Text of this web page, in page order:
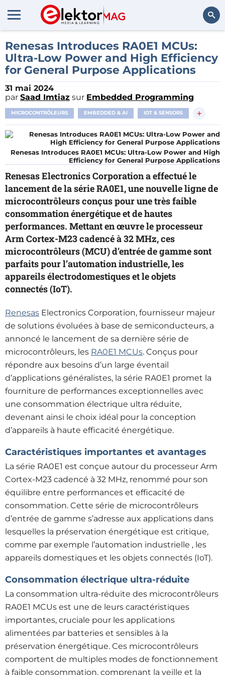
Rechercher
Renesas Introduces RA0E1 MCUs:
Ultra-Low Power and High Efficiency
for General Purpose Applications
31 mai 2024
par Saad Imtiaz sur Embedded Programming
MICROCONTRÔLEURS EMBEDDED & AI IOT & SENSORS +
Renesas Introduces RA0E1 MCUs: Ultra-Low Power and High
Efficiency for General Purpose Applications
Renesas Electronics Corporation a effectué le
lancement de la série RA0E1, une nouvelle ligne de
microcontrôleurs conçus pour une très faible
consommation énergétique et de hautes
performances. Mettant en œuvre le processeur
Arm Cortex-M23 cadencé à 32 MHz, ces
microcontrôleurs (MCU) d’entrée de gamme sont
parfaits pour l’automation industrielle, les
appareils électrodomestiques et le objets
connectés (IoT).
Renesas Electronics Corporation, fournisseur majeur
de solutions évoluées à base de semiconducteurs, a
annoncé le lancement de sa dernière série de
microcontrôleurs, les RA0E1 MCUs. Conçus pour
répondre aux besoins d’un large éventail
d’applications généralistes, la série RA0E1 promet la
fourniture de performances exceptionnelles avec
une consommation électrique ultra réduite,
devenant ainsi le choix idéal pour la conception
d’appareils à haute efficacité énergétique.
Caractéristiques importantes et avantages
La série RA0E1 est conçue autour du processeur Arm
Cortex-M23 cadencé à 32 MHz, renommé pour son
équilibre entre performances et efficacité de
consommation. Cette série de microcontrôleurs
d’entrée de gamme s’adresse aux applications dans
lesquelles la préservation énergétique est critique,
comme par exemple l’automation industrielle , les
appareils domestiques et les objets connectés (IoT).
Consommation électrique ultra-réduite
La consommation ultra-réduite des microcontrôleurs
RA0E1 MCUs est une de leurs caractéristiques
importantes, cruciale pour les applications
alimentées par batteries et sensibles à la
préservation énergétique. Ces microcontrôleurs
comportent de multiples modes de fonctionnement
à faible consommation, comprenant la veille et la